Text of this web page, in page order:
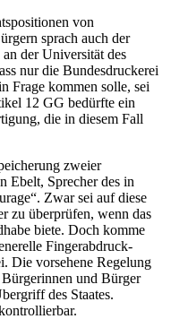
von
sprach auch der
der Universität des
nur die Bundesdruckerei
Frage kommen solle, sei
12 GG bedürfte ein
die in diesem Fall
zweier
Ebelt, Sprecher des in
Zwar sei auf diese
zu überprüfen, wenn das
biete. Doch komme
Fingerabdruck-
Die vorsehene Regelung
und Bürger
des Staates.